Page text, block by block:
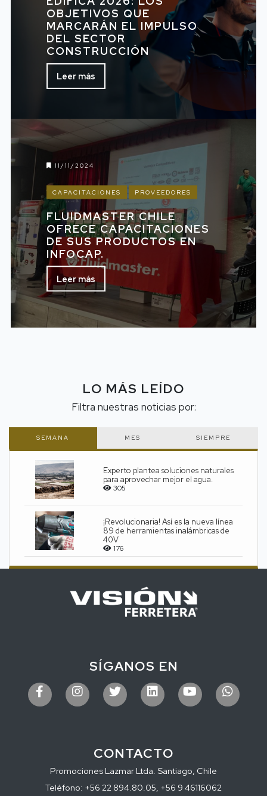
OBJETIVOS QUE
MARCARÁN EL IMPULSO
DEL SECTOR
CONSTRUCCIÓN
Leer más
11/11/2024
CAPACITACIONES PROVEEDORES
FLUIDMASTER CHILE
OFRECE CAPACITACIONES
DE SUS PRODUCTOS EN
INFOCAP.
Leer más
LO MÁS LEÍDO
Filtra nuestras noticias por:
SEMANA MES SIEMPRE
Experto plantea soluciones naturales
para aprovechar mejor el agua.
305
¡Revolucionaria! Así es la nueva línea
89 de herramientas inalámbricas de
40V
176
SÍGANOS EN
CONTACTO
Promociones Lazmar Ltda. Santiago, Chile
Teléfono: +56 22 894.80.05, +56 9 46116062